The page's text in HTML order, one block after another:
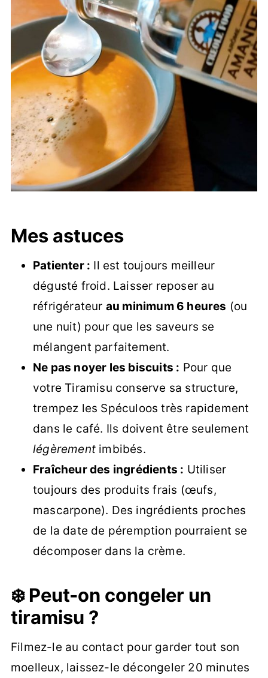
Mes astuces
Patienter : Il est toujours meilleur
dégusté froid. Laisser reposer au
réfrigérateur au minimum 6 heures (ou
une nuit) pour que les saveurs se
mélangent parfaitement.
Ne pas noyer les biscuits : Pour que
votre Tiramisu conserve sa structure,
trempez les Spéculoos très rapidement
dans le café. Ils doivent être seulement
légèrementimbibés.
Fraîcheur des ingrédients : Utiliser
toujours des produits frais (œufs,
mascarpone). Des ingrédients proches
de la date de péremption pourraient se
décomposer dans la crème.
❄️ Peut-on congeler un
tiramisu ?
Filmez-le au contact pour garder tout son
moelleux, laissez-le décongeler 20 minutes